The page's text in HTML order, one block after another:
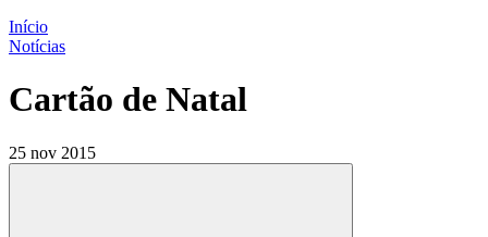
Início
Notícias
Cartão de Natal
25 nov 2015